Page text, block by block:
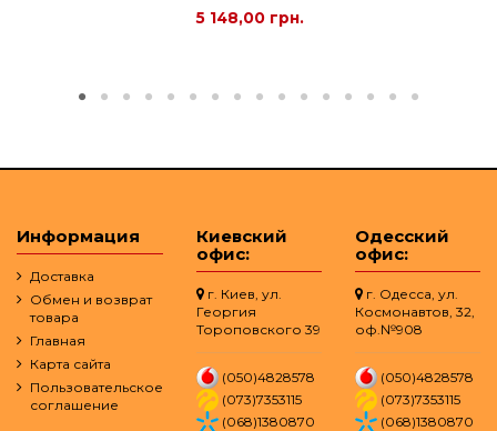
5 148,00 грн.
Информация
Доставка
Обмен и возврат
товара
Главная
Карта сайта
Пользовательское
соглашение
Киевский
офис:
г. Киев, ул.
Георгия
Тороповского 39
(050)4828578
(073)7353115
(068)1380870
Одесский
офис:
г. Одесса, ул.
Космонавтов, 32,
оф.№908
(050)4828578
(073)7353115
(068)1380870